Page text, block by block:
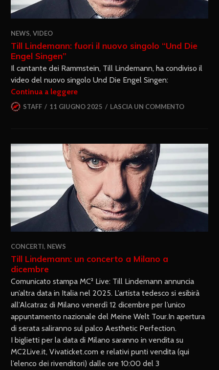
NEWS,VIDEO
Till Lindemann: fuori il nuovo singolo “Und Die
Engel Singen”
Il cantante dei Rammstein, Till Lindemann, ha condiviso il
video del nuovo singolo Und Die Engel Singen:
Continua a leggere
STAFF 11 GIUGNO 2025 LASCIA UN COMMENTO
CONCERTI, NEWS
Till Lindemann: un concerto a Milano a
dicembre
Comunicato stampa MC² Live: Till Lindemann annuncia
un’altra data in Italia nel 2025. L’artista tedesco si esibirà
all’Alcatraz di Milano venerdì 12 dicembre per l’unico
appuntamento nazionale del Meine Welt Tour.In apertura
di serata saliranno sul palco Aesthetic Perfection.
I biglietti per la data di Milano saranno in vendita su
MC2Live.it, Vivaticket.com e relativi punti vendita (qui
l’elenco dei rivenditori) dalle ore 10:00 del 3